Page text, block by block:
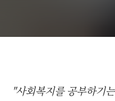
"사회복지를 공부하기